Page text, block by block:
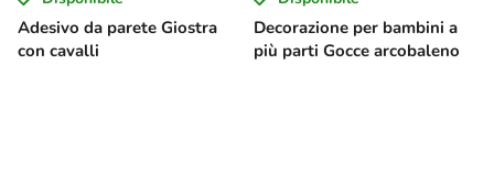
Adesivo da parete Giostra
con cavalli
Decorazione per bambini a
più parti Gocce arcobaleno